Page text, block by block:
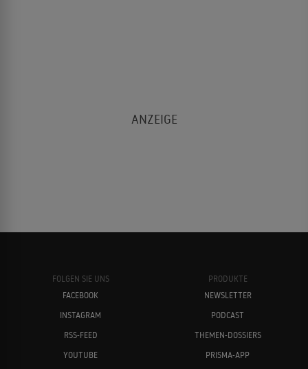
FOLGEN SIE UNS
FACEBOOK
INSTAGRAM
RSS-FEED
YOUTUBE
PRODUKTE
NEWSLETTER
PODCAST
THEMEN-DOSSIERS
PRISMA-APP